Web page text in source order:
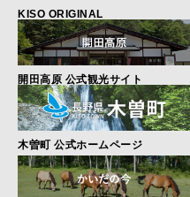
KISO ORIGINAL
開田高原 公式観光サイト
木曽町 公式ホームページ